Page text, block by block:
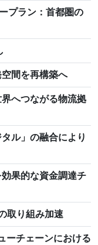
プラン：首都圏の
間を再構築へ
へつながる物流拠
ル」の融合により
果的な資金調達チ
取り組み加速
ーチェーンにおける